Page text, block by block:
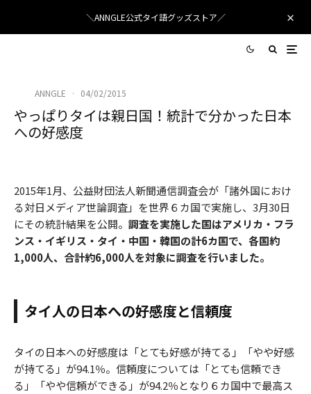
＼ANNGLE公式タイ語グッズストア／
ANNGLE · 04/02/2015
やっぱりタイは親日国！統計で分かった日本
への好感度
2015年1月、公益財団法人新聞通信調査会が「諸外国におけ
る対日メディア世論調査」を世界６カ国で実施し、3月30日
にその統計結果を公開。 調査を実施した国はアメリカ・フラ
ンス・イギリス・タイ・中国・韓国の計6カ国で、各国約
1,000人、合計約6,000人を対象に調査を行いました。
タイ人の日本への好感度と信頼度
タイの日本への好感度は「とても好感が持てる」「やや好感
が持てる」が94.1％。信頼度については「とても信頼でき
る」「やや信頼ができる」が94.2％となり６カ国中で最高ス